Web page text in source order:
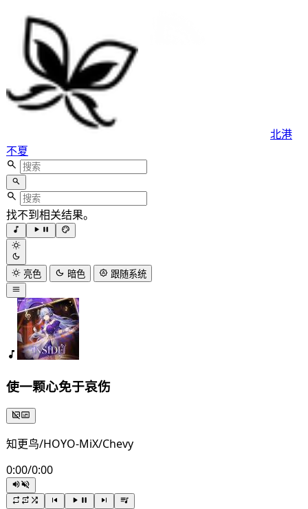
北港
不夏
找不到相关结果。
亮色 暗色 跟随系统
使一颗心免于哀伤
知更鸟/HOYO-MiX/Chevy
0:00/0:00